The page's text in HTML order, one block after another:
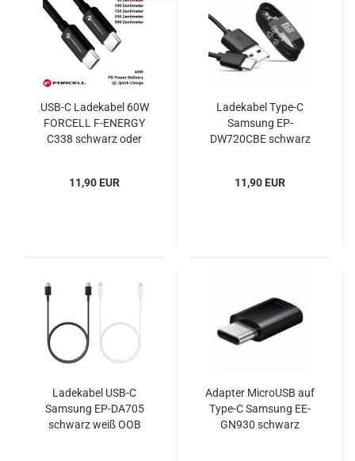
USB-C Ladekabel 60W
FORCELL F-ENERGY
C338 schwarz oder
11,90 EUR
Ladekabel Type-C
Samsung EP-
DW720CBE schwarz
11,90 EUR
Ladekabel USB-C
Samsung EP-DA705
schwarz weiß OOB
Adapter MicroUSB auf
Type-C Samsung EE-
GN930 schwarz